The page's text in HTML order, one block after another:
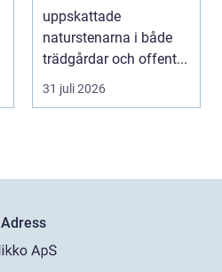
uppskattade
naturstenarna i både
trädgårdar och offent...
31 juli 2026
Adress